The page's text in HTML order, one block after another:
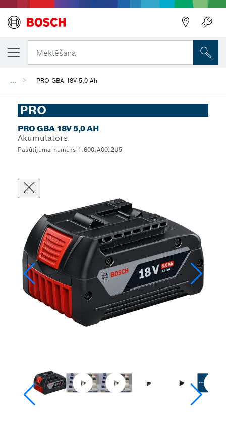
Meklēšana
... PRO GBA 18V 5,0 Ah
PRO
PRO GBA 18V 5,0 AH
Akumulators
Pasūtījuma numurs 1.600.A00.2U5